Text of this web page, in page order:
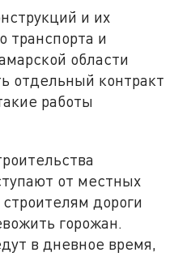
и их
транспорта и
области
отдельный контракт
работы
от местных
дороги
горожан.
в дневное время,